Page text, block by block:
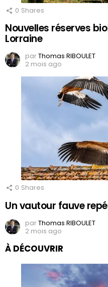
0 Shares
Nouvelles réserves
Lorraine
parThomas RIBOULET
2 mois ago
0 Shares
Un vautour fauve
parThomas RIBOULET
2 mois ago
À DÉCOUVRIR